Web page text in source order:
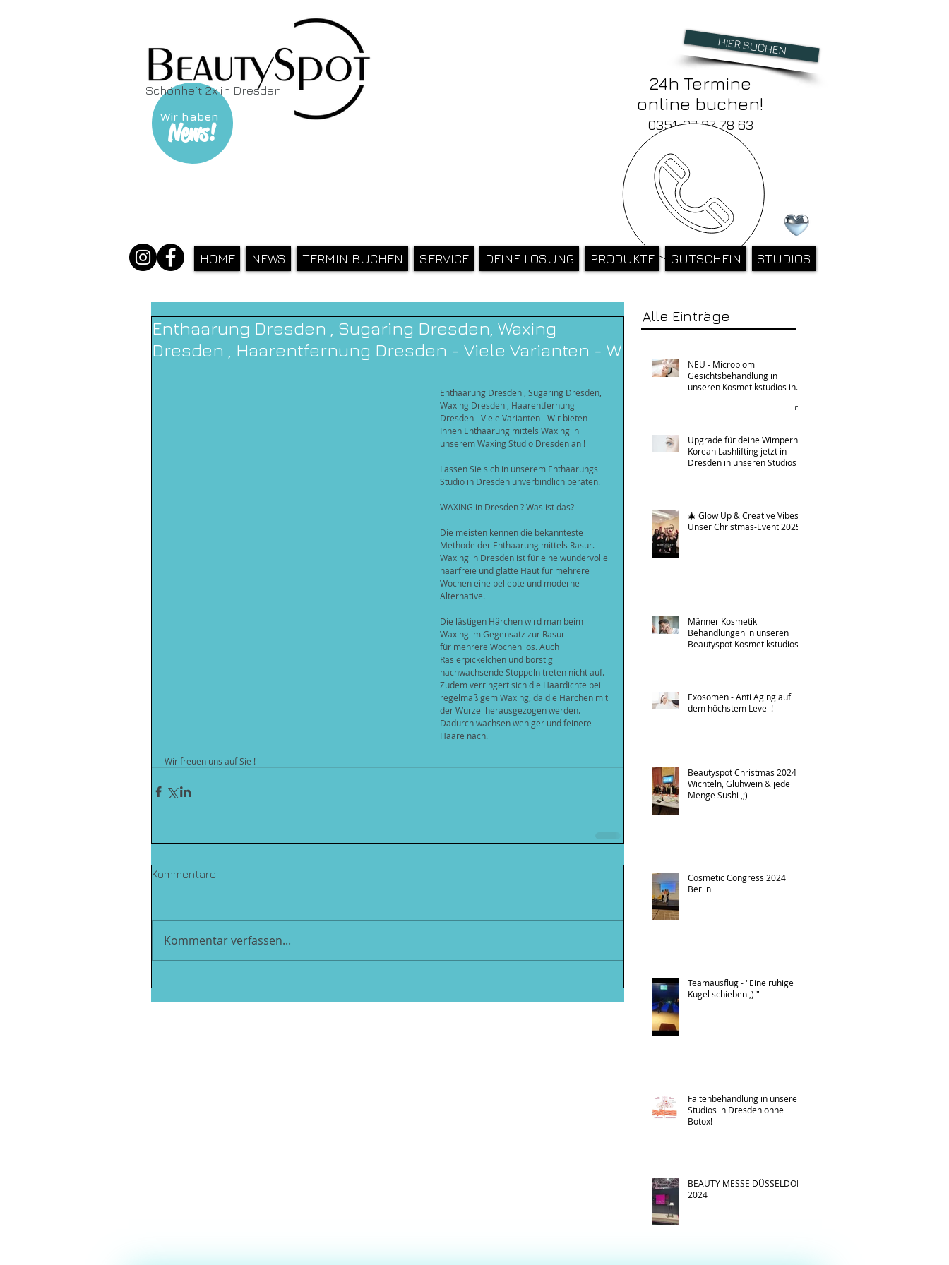
News!
Wir haben
Schönheit 2x in Dresden
HIER BUCHEN
24h Termine
online buchen!
0351-27 37 78 63
HOME NEWS TERMIN BUCHEN SERVICE DEINE LÖSUNG PRODUKTE GUTSCHEIN STUDIOS
Enthaarung Dresden , Sugaring Dresden, Waxing
Dresden , Haarentfernung Dresden - Viele Varianten - W
Enthaarung Dresden , Sugaring Dresden,
Waxing Dresden , Haarentfernung
Dresden - Viele Varianten - Wir bieten
Ihnen Enthaarung mittels Waxing in
unserem Waxing Studio Dresden an !
Lassen Sie sich in unserem Enthaarungs
Studio in Dresden unverbindlich beraten.
WAXING in Dresden ? Was ist das?
Die meisten kennen die bekannteste
Methode der Enthaarung mittels Rasur.
Waxing in Dresden ist für eine wundervolle
haarfreie und glatte Haut für mehrere
Wochen eine beliebte und moderne
Alternative.
Die lästigen Härchen wird man beim
Waxing im Gegensatz zur Rasur
für mehrere Wochen los. Auch
Rasierpickelchen und borstig
nachwachsende Stoppeln treten nicht auf.
Zudem verringert sich die Haardichte bei
regelmäßigem Waxing, da die Härchen mit
der Wurzel herausgezogen werden.
Dadurch wachsen weniger und feinere
Haare nach.
Wir freuen uns auf Sie !
Kommentare
Kommentar verfassen...
Alle Einträge
NEU - Microbiom
Gesichtsbehandlung in
unseren Kosmetikstudios in
Upgrade für deine Wimpern:
Korean Lashlifting jetzt in
Dresden in unseren Studios
🎄 Glow Up & Creative Vibes:
Unser Christmas-Event 2025
Männer Kosmetik
Behandlungen in unseren
Beautyspot Kosmetikstudios
Exosomen - Anti Aging auf
dem höchstem Level !
Beautyspot Christmas 2024 -
Wichteln, Glühwein & jede
Menge Sushi ,;)
Cosmetic Congress 2024
Berlin
Teamausflug - "Eine ruhige
Kugel schieben ,) "
Faltenbehandlung in unseren
Studios in Dresden ohne
Botox!
BEAUTY MESSE DÜSSELDORF
2024